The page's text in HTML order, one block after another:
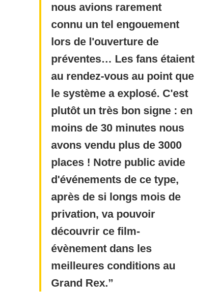
nous avions rarement
connu un tel engouement
lors de l'ouverture de
préventes… Les fans étaient
au rendez-vous au point que
le système a explosé. C'est
plutôt un très bon signe : en
moins de 30 minutes nous
avons vendu plus de 3000
places ! Notre public avide
d'événements de ce type,
après de si longs mois de
privation, va pouvoir
découvrir ce film-
évènement dans les
meilleures conditions au
Grand Rex.